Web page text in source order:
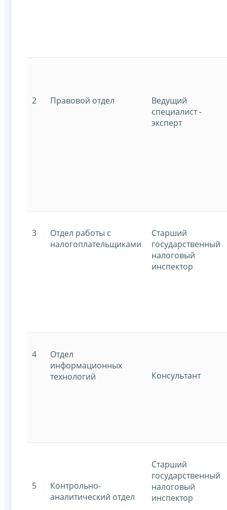
2 Правовой отдел
Ведущий
специалист -
эксперт
3
Отдел работы с
налогоплательщиками
Старший
государственный
налоговый
инспектор
4
Отдел
информационных
технологий
Консультант
5
Контрольно-
аналитический отдел
Старший
государственный
налоговый
инспектор